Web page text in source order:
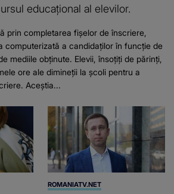
educațional al elevilor.
prin completarea fișelor de înscriere,
computerizată a candidaților în funcție de
mediile obținute. Elevii, însoțiți de părinți,
ore ale dimineții la școli pentru a
Aceștia...
ROMANIATV.NET